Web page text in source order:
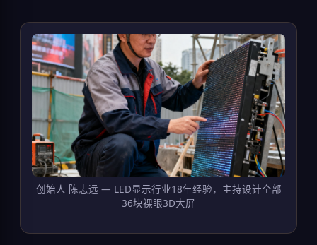
创始人 陈志远 — LED显示行业18年经验，主持设计全部
36块裸眼3D大屏